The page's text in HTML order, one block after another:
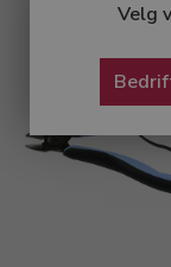
Velg